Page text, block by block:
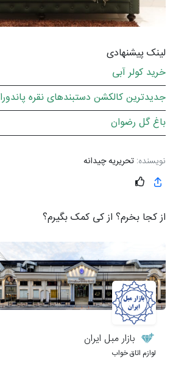
لینک پیشنهادی
خرید کولر آبی
جدیدترین کالکشن دستبندهای نقره پاندورا
باغ گل رضوان
نویسنده: تحریریه چیدانه
از کجا بخرم؟ از کی کمک بگیرم؟
بازار مبل ایران
لوازم اتاق خواب